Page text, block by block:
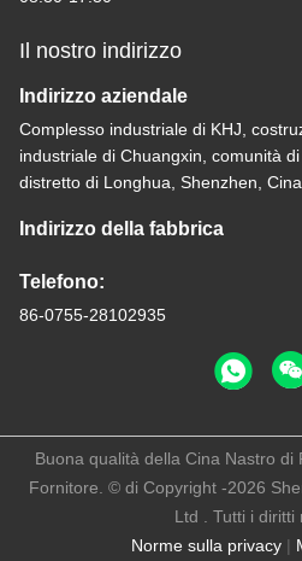
Il nostro indirizzo
Indirizzo aziendale
Complesso industriale di KHJ,
industriale di Chuangxin, comunità
distretto di Longhua, Shenzhen,
Indirizzo della fabbrica
Telefono:
86-0755-28102935
Norme sulla privacy |
Buona qualità della Cina Nastro di
Fornitore. © di Copyright -2026
Ltd . Tutti i diritti